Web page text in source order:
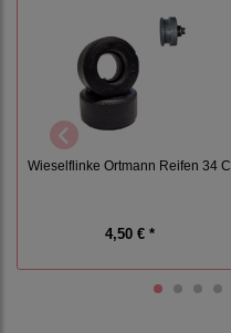
Wieselflinke Ortmann Reifen 34 C
4,50 € *